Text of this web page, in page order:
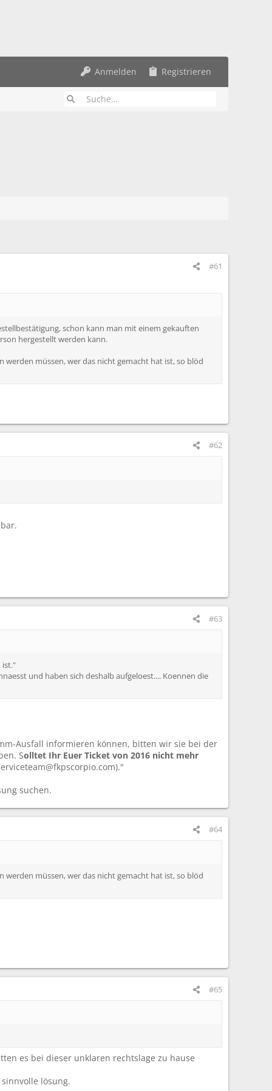
Anmelden Registrieren
#61
schon kann man mit einem gekauften
hergestellt werden kann.
müssen, wer das nicht gemacht hat ist, so blöd
#62
#63
ist."
und haben sich deshalb aufgeloest.... Koennen die
Ausfall informieren können, bitten wir sie bei der
Solltet Ihr Euer Ticket von 2016 nicht mehr
suchen.
#64
müssen, wer das nicht gemacht hat ist, so blöd
#65
es bei dieser unklaren rechtslage zu hause
lösung.